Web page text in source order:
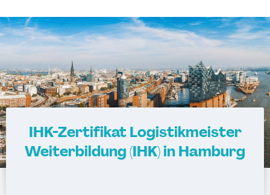
IHK-Zertifikat Logistikmeister
Weiterbildung (IHK) in Hamburg